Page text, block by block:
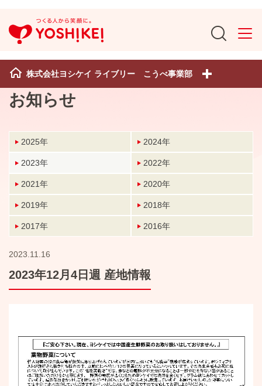
株式会社ヨシケイ ライブリー こうべ事業部
お知らせ
2025年 2024年
2023年 2022年
2021年 2020年
2019年 2018年
2017年 2016年
2023.11.16
2023年12月4日週 産地情報